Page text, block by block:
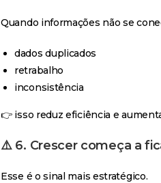
Quando informações não se
dados duplicados
retrabalho
inconsistência
👉 isso reduz eficiência e
⚠️ 6. Crescer começa a
Esse é o sinal mais estratégico.